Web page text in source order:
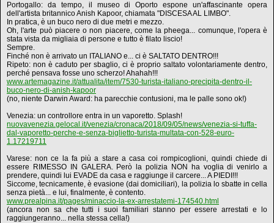
Portogallo: da tempo, il museo di Oporto espone un'affascinante opera
dell'artista britannico Anish Kapoor, chiamata "DISCESA AL LIMBO".
In pratica, è un buco nero di due metri e mezzo.
Oh, l'arte può piacere o non piacere, come la pheega... comunque, l'opera è
stata vista da migliaia di persone e tutto è filato liscio!
Sempre.
Finché non è arrivato un ITALIANO e... ci è SALTATO DENTRO!!!
Ripeto: non è caduto per sbaglio, ci è proprio saltato volontariamente dentro,
perché pensava fosse uno scherzo! Ahahah!!!
www.artemagazine.it/attualita/item/7530-turista-italiano-precipita-dentro-il-
buco-nero-di-anish-kapoor
(no, niente Darwin Award: ha parecchie contusioni, ma le palle sono ok!)
Venezia: un controllore entra in un vaporetto. Splash!
nuovavenezia.gelocal.it/venezia/cronaca/2018/09/05/news/venezia-si-tuffa-
dal-vaporetto-perche-e-senza-biglietto-turista-multata-con-528-euro-
1.17219711
Varese: non ce la fa più a stare a casa coi rompicoglioni, quindi chiede di
essere RIMESSO IN GALERA. Però la polizia NON ha voglia di venirlo a
prendere, quindi lui EVADE da casa e raggiunge il carcere... A PIEDI!!!
Siccome, tecnicamente, è evasione (dai domiciliari), la polizia lo sbatte in cella
senza pietà... e lui, finalmente, è contento.
www.prealpina.it/pages/minaccio-la-ex-arrestatemi-174540.html
(ancora non sa che tutti i suoi familiari stanno per essere arrestati e lo
raggiungeranno... nella stessa cella!)